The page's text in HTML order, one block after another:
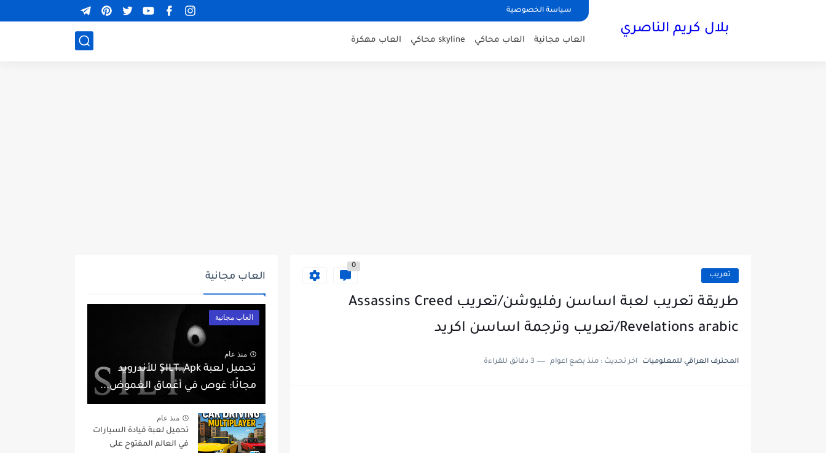
سياسة الخصوصية
بلال كريم الناصري
العاب مجانية العاب محاكي skyline محاكي العاب مهكرة
تعريب
0
طريقة تعريب لعبة اساسن رفليوشن/تعريب Assassins Creed
Revelations arabic/تعريب وترجمة اساسن اكريد
المحترف العراقي للمعلوميات‎ اخر تحديث : منذ بضع اعوام 3 دقائق للقراءة
العاب مجانية
العاب مجانية
منذ عام
تحميل لعبة SILT. Apk للأندرويد
مجانًا: غوص في أعماق الغموض...
منذ عام
تحميل لعبة قيادة السيارات
في العالم المفتوح على